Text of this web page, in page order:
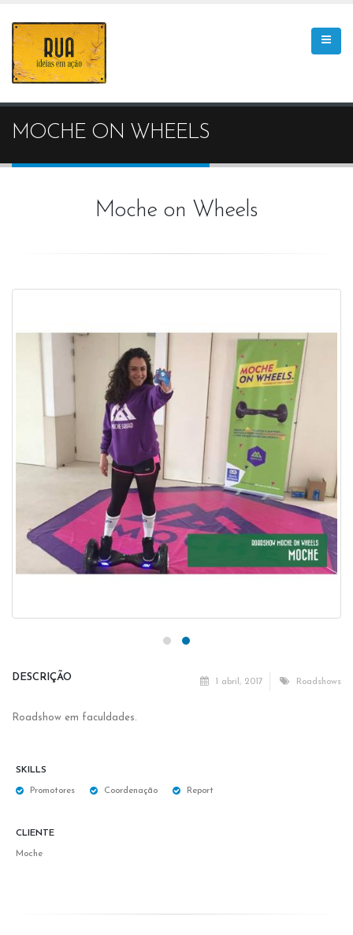
MOCHE ON WHEELS
Moche on Wheels
1 abril, 2017 Roadshows
DESCRIÇÃO
Roadshow em faculdades.
SKILLS
Promotores Coordenação Report
CLIENTE
Moche